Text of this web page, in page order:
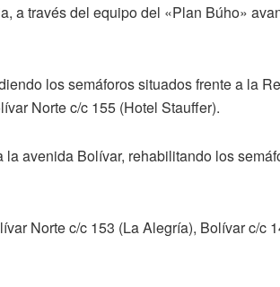
a través del equipo del «Plan Búho»
los semáforos situados frente a la
Norte c/c 155 (Hotel Stauffer).
avenida Bolívar, rehabilitando los
Norte c/c 153 (La Alegría), Bolívar c/c